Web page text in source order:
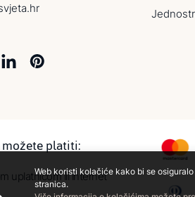
platiti:
uplatnicom ili internet
Web koristi kolačiće kako bi se
stranica.